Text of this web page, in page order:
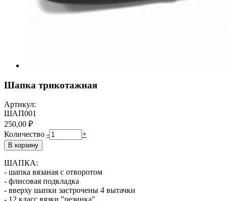
Шапка трикотажная
Артикул:
ШАП001
250,00 ₽
Количество - +
В корзину
ШАПКА:
- шапка вязаная с отворотом
- флисовая подкладка
- вверху шапки застрочены 4 вытачки